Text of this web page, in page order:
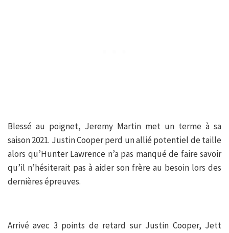
Blessé au poignet, Jeremy Martin met un terme à sa
saison 2021. Justin Cooper perd un allié potentiel de taille
alors qu’Hunter Lawrence n’a pas manqué de faire savoir
qu’il n’hésiterait pas à aider son frère au besoin lors des
dernières épreuves.
Arrivé avec 3 points de retard sur Justin Cooper, Jett